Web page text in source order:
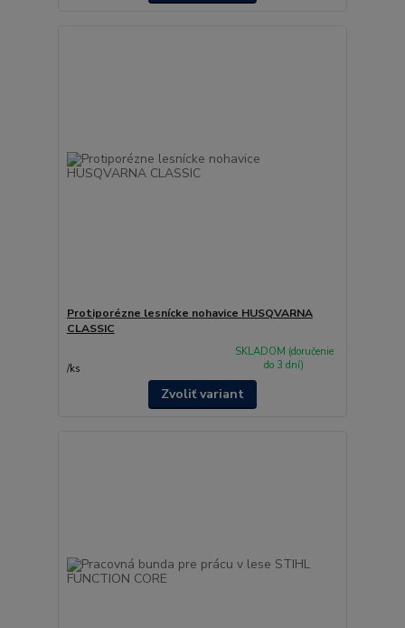
Protiporézne lesnícke nohavice HUSQVARNA
CLASSIC
/ks
SKLADOM (doručenie
do 3 dní)
Zvoliť variant